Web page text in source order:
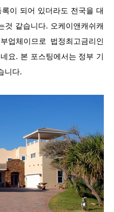
이 되어 있더라도 전국을 대
것 같습니다. 오케이앤캐쉬캐
업체이므로 법정최고금리인
요. 본 포스팅에서는 정부 기
니다.